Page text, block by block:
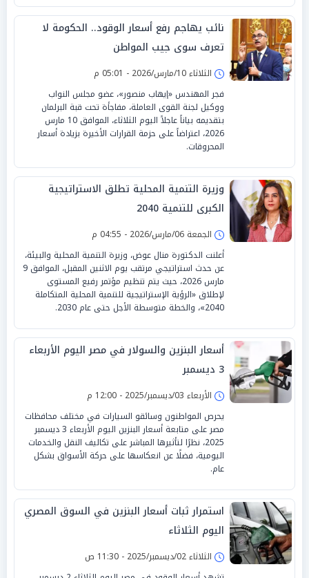
نائب يهاجم رفع أسعار الوقود.. الحكومة لا
تعرف سوى جيب المواطن
الثلاثاء 10/مارس/2026 - 05:01 م
فجر المهندس «إيهاب منصور»، عضو مجلس النواب
ووكيل لجنة القوى العاملة، مفاجأة تحت قبة البرلمان
بتقديمه بياناً عاجلاً اليوم الثلاثاء، الموافق 10 مارس
2026، اعتراضاً على حزمة القرارات الأخيرة بزيادة أسعار
المحروقات.
وزيرة التنمية المحلية تطلق الاستراتيجية
الكبرى للتنمية 2040
الجمعة 06/مارس/2026 - 04:55 م
أعلنت الدكتورة منال عوض، وزيرة التنمية المحلية والبيئة،
عن حدث استراتيجي مرتقب يوم الاثنين المقبل، الموافق 9
مارس 2026، حيث يتم تنظيم مؤتمر رفيع المستوى
لإطلاق «الرؤية الإستراتيجية للتنمية المحلية المتكاملة
2040»، والخطة متوسطة الأجل حتى عام 2030.
أسعار البنزين والسولار في مصر اليوم الأربعاء
3 ديسمبر
الأربعاء 03/ديسمبر/2025 - 12:00 م
يحرص المواطنون وسائقو السيارات في مختلف محافظات
مصر على متابعة أسعار البنزين اليوم الأربعاء 3 ديسمبر
2025، نظرًا لتأثيرها المباشر على تكاليف النقل والخدمات
اليومية، فضلًا عن انعكاسها على حركة الأسواق بشكل
عام.
استمرار ثبات أسعار البنزين في السوق المصري
اليوم الثلاثاء
الثلاثاء 02/ديسمبر/2025 - 11:30 ص